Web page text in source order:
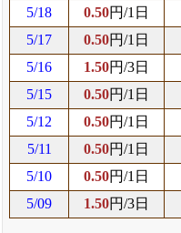
5/18
0.50円/1日
5/17
0.50円/1日
5/16
1.50円/3日
5/15
0.50円/1日
5/12
0.50円/1日
5/11
0.50円/1日
5/10
0.50円/1日
5/09
1.50円/3日